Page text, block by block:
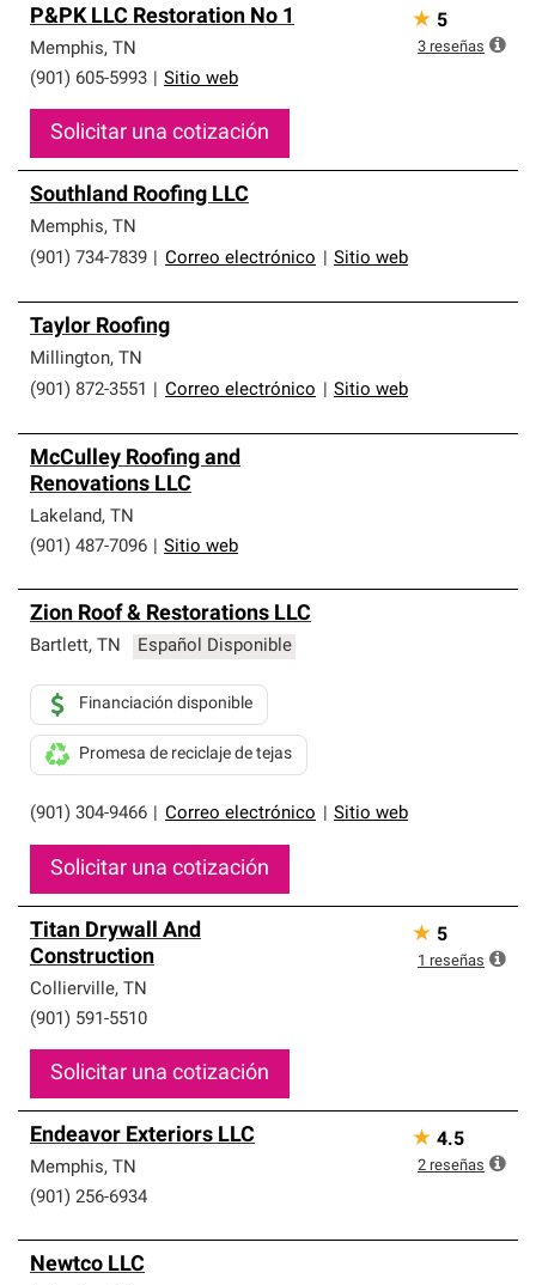
P&PK LLC Restoration No 1
Memphis, TN
(901) 605-5993
Sitio web
Solicitar una cotización
★ 5
3 reseñas
Southland Roofing LLC
Memphis, TN
(901) 734-7839
Correo electrónico Sitio web
Taylor Roofing
Millington, TN
(901) 872-3551
Correo electrónico Sitio web
McCulley Roofing and
Renovations LLC
Lakeland, TN
(901) 487-7096
Sitio web
Zion Roof & Restorations LLC
Bartlett, TN Español Disponible
(901) 304-9466 Correo electrónico Sitio web
Financiación disponible
Promesa de reciclaje de tejas
Solicitar una cotización
Titan Drywall And
Construction
Collierville, TN
(901) 591-5510
Solicitar una cotización
★ 5
1 reseñas
Endeavor Exteriors LLC
Memphis, TN
(901) 256-6934
★ 4.5
2 reseñas
Newtco LLC